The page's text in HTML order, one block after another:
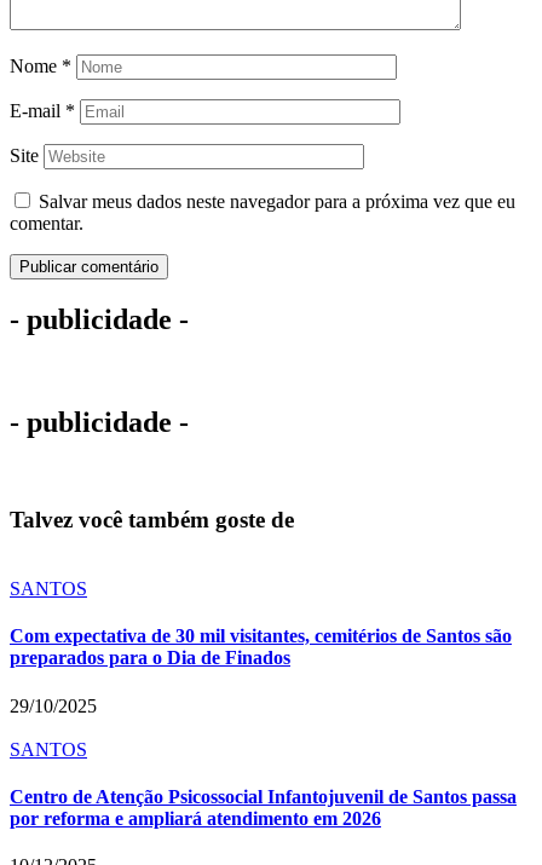
Nome *
E-mail *
Site
Salvar meus dados neste navegador para a próxima vez que eu
comentar.
- publicidade -
- publicidade -
Talvez você também goste de
SANTOS
Com expectativa de 30 mil visitantes, cemitérios de Santos são
preparados para o Dia de Finados
29/10/2025
SANTOS
Centro de Atenção Psicossocial Infantojuvenil de Santos passa
por reforma e ampliará atendimento em 2026